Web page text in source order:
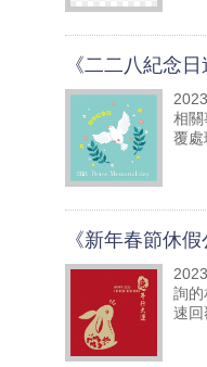
《二二八紀念
相
覆處
《新年春節休
詢
速